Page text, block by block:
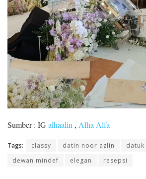
Sumber : IGalhaalin , Alha Alfa
Tags: classy datin noor azlin
dewan mindef
elegan resepsi